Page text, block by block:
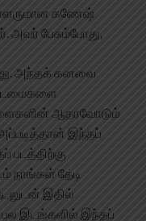
கணேஷ்
அவர் பேசும்போது,
அந்தக் கனவை
ஆதரவோடும்
இந்தப்
படத்திற்கு
நாங்கள் தேடி
இதில்
பல இடங்களில் இந்தப்